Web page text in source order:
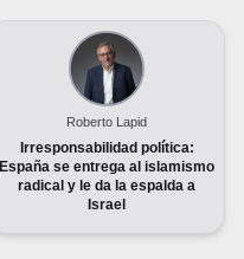
Roberto Lapid
Irresponsabilidad política:
España se entrega al islamismo
radical y le da la espalda a
Israel